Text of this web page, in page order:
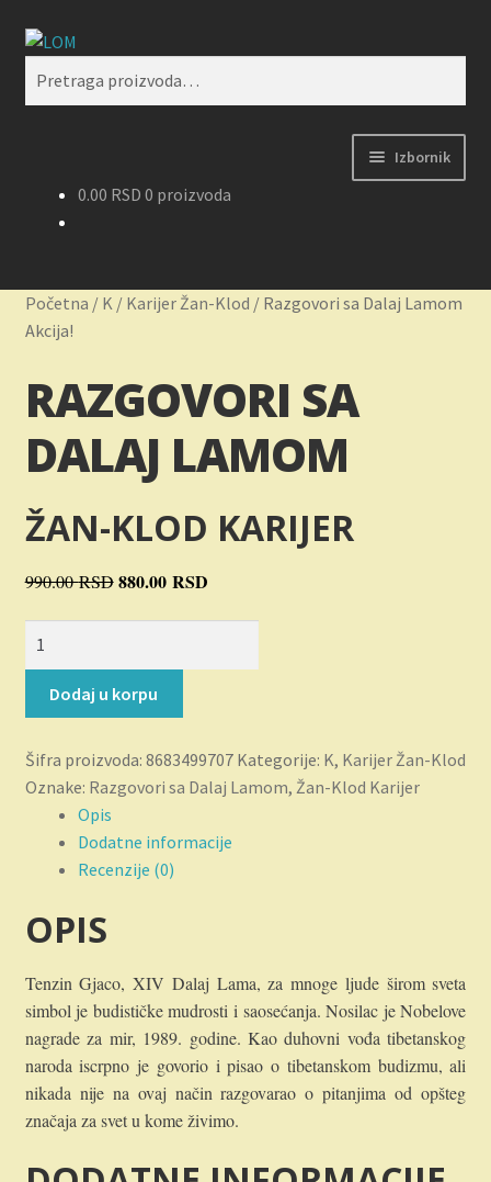
Preskoči
navigaciju
Skoči
Pretraži
Izbornik
Korpa
Kupovina, isporuka i reklamacije
Moj nalog
Plaćanje
Privatnost
0.00 RSD 0 proizvoda
Početna / K/ Karijer Žan-Klod / Razgovori sa Dalaj Lamom
Akcija!
RAZGOVORI SA
DALAJ LAMOM
ŽAN-KLOD KARIJER
990.00RSD Originalna
990.00 RSD.
880.00 RSDTrenutna
Dalaj
Lamom
Dodaj u korpu
Šifra proizvoda: 8683499707 Kategorije: K, Karijer Žan-Klod
Oznake: Razgovori sa Dalaj Lamom, Žan-Klod Karijer
Opis
Dodatne informacije
Recenzije (0)
OPIS
Tenzin Gjaco, XIV Dalaj Lama, za mnoge ljude širom sveta
simbol je budističke mudrosti i saosećanja. Nosilac je Nobelove
nagrade za mir, 1989. godine. Kao duhovni vođa tibetanskog
naroda iscrpno je govorio i pisao o tibetanskom budizmu, ali
nikada nije na ovaj način razgovarao o pitanjima od opšteg
značaja za svet u kome živimo.